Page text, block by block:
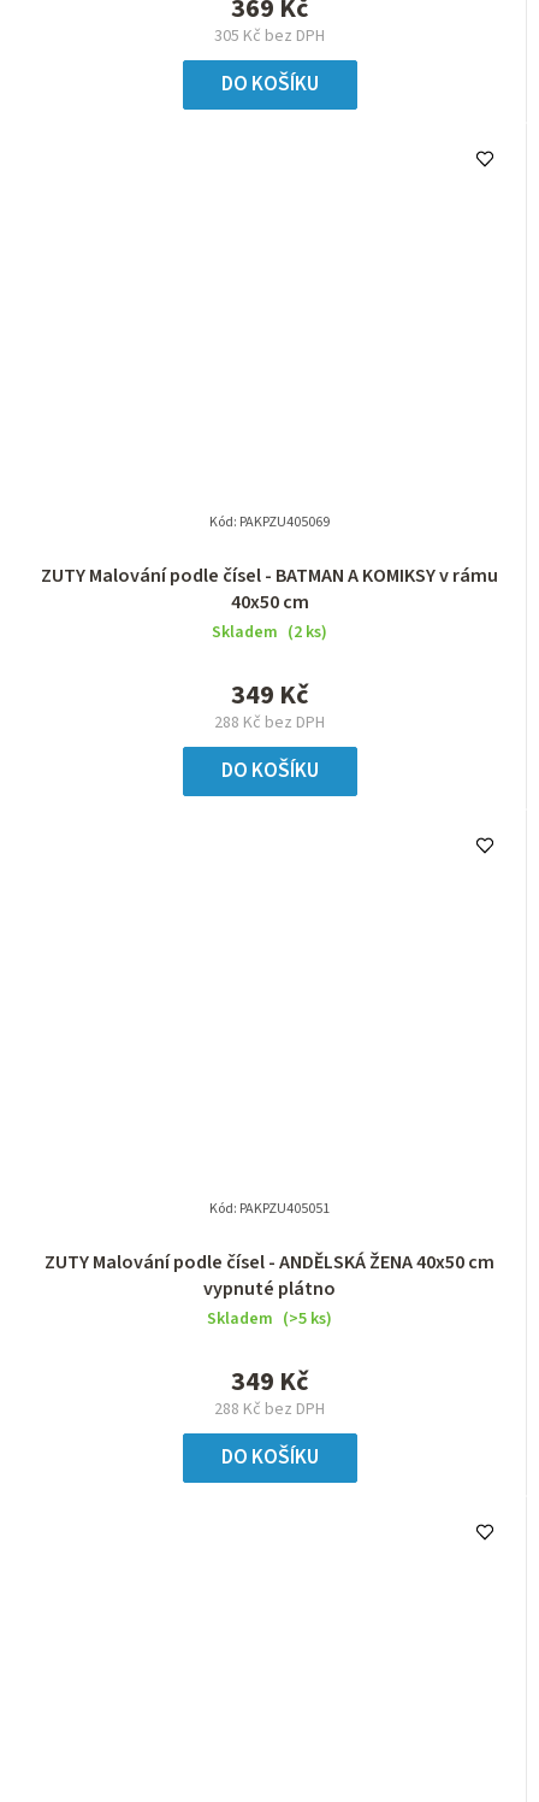
305 Kč bez DPH
369 Kč
DO KOŠÍKU
ZUTY Malování podle čísel - BATMAN A KOMIKSY v rámu
40x50 cm
Skladem (2 ks)
288 Kč bez DPH
349 Kč
DO KOŠÍKU
Kód: PAKPZU405069
ZUTY Malování podle čísel - ANDĚLSKÁ ŽENA 40x50 cm
vypnuté plátno
Skladem (>5 ks)
288 Kč bez DPH
349 Kč
DO KOŠÍKU
Kód: PAKPZU405051